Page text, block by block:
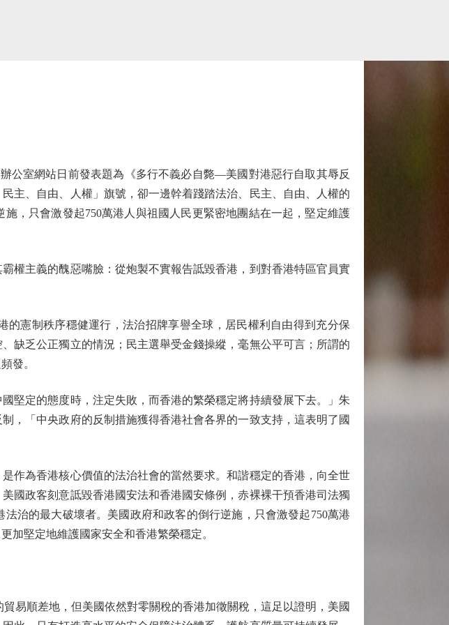
室網站日前發表題為《多行不義必自斃—美國對港惡行自取其辱反
主、自由、人權」旗號，卻一邊幹着踐踏法治、民主、自由、人權的
，只會激發起750萬港人與祖國人民更緊密地團結在一起，堅定維護
主義的醜惡嘴臉：從炮製不實報告詆毀香港，到對香港特區官員實
憲制秩序穩健運行，法治招牌享譽全球，居民權利自由得到充分保
缺乏公正獨立的情況；民主選舉受金錢操縱，毫無公平可言；所謂的
發。
定的態度時，注定失敗，而香港的繁榮穩定將持續發展下去。」朱
，「中央政府的反制措施獲得香港社會各界的一致支持，這表明了國
為香港核心價值的法治社會的當然要求。和諧穩定的香港，向全世
國政客刻意詆毀香港國安法和香港國安條例，赤裸裸干預香港司法獨
治的最大破壞者。美國政府和政客的倒行逆施，只會激發起750萬港
加堅定地維護國家安全和香港繁榮穩定。
順差地，但美國依然對零關稅的香港加徵關稅，這足以證明，美國